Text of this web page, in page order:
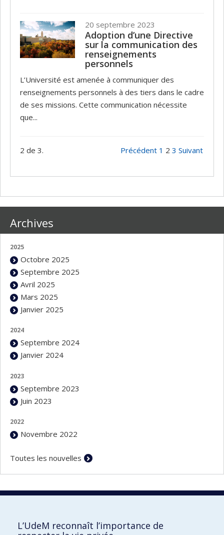
20 septembre 2023
Adoption d’une Directive
sur la communication des
renseignements
personnels
L’Université est amenée à communiquer des
renseignements personnels à des tiers dans le cadre
de ses missions. Cette communication nécessite
que...
2 de 3. Précédent 1 2 3 Suivant
Archives
2025
Octobre 2025
Septembre 2025
Avril 2025
Mars 2025
Janvier 2025
2024
Septembre 2024
Janvier 2024
2023
Septembre 2023
Juin 2023
2022
Novembre 2022
Toutes les nouvelles
L’UdeM reconnaît l’importance de